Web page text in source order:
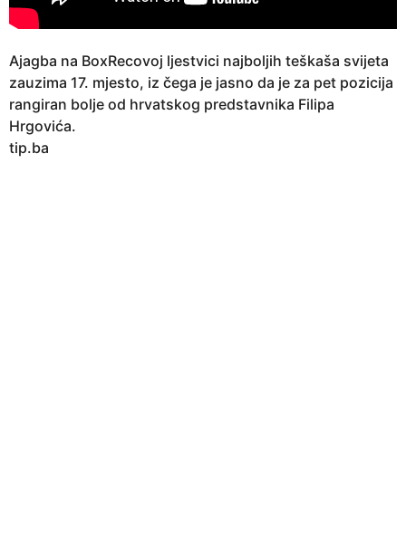
Ajagba na BoxRecovoj ljestvici najboljih teškaša svijeta
zauzima 17. mjesto, iz čega je jasno da je za pet pozicija
rangiran bolje od hrvatskog predstavnika Filipa
Hrgovića.
tip.ba